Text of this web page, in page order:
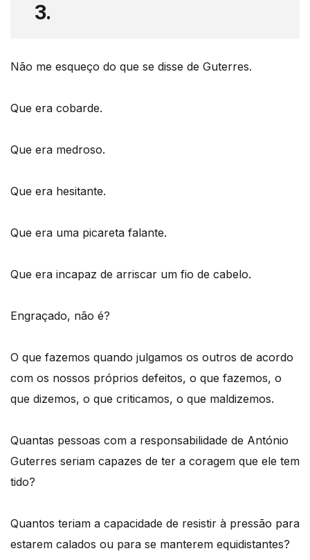
3.
Não me esqueço do que se disse de Guterres.
Que era cobarde.
Que era medroso.
Que era hesitante.
Que era uma picareta falante.
Que era incapaz de arriscar um fio de cabelo.
Engraçado, não é?
O que fazemos quando julgamos os outros de acordo
com os nossos próprios defeitos, o que fazemos, o
que dizemos, o que criticamos, o que maldizemos.
Quantas pessoas com a responsabilidade de António
Guterres seriam capazes de ter a coragem que ele tem
tido?
Quantos teriam a capacidade de resistir à pressão para
estarem calados ou para se manterem equidistantes?